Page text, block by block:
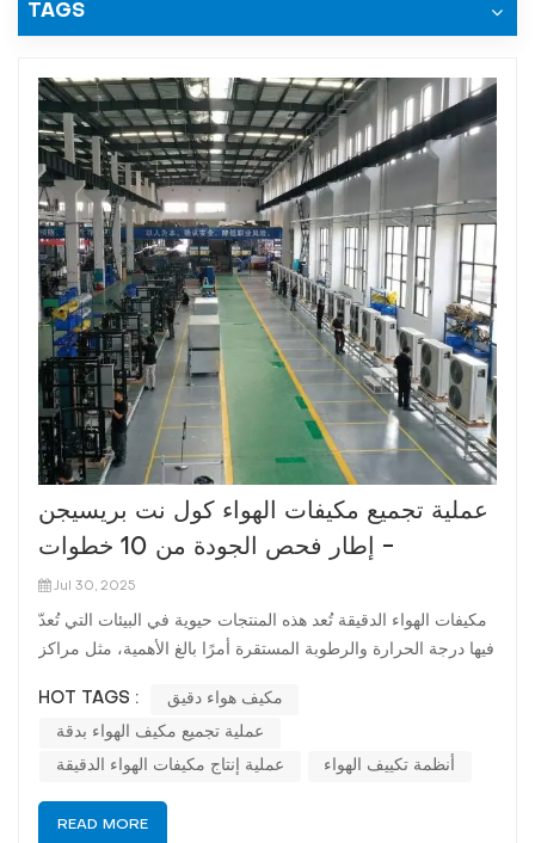
TAGS
عملية تجميع مكيفات الهواء كول نت بريسيجن
- إطار فحص الجودة من 10 خطوات
Jul 30, 2025
مكيفات الهواء الدقيقة تُعد هذه المنتجات حيوية في البيئات التي تُعدّ
فيها درجة الحرارة والرطوبة المستقرة أمرًا بالغ الأهمية، مثل مراكز
في كول نت، نتبع عملية فحص جودة دقيقة من عشر خطوات أثناء
HOT TAGS : مكيف هواء دقيق
عملية تجميع مكيف الهواء بدقة
عملية إنتاج مكيفات الهواء الدقيقة أنظمة تكييف الهواء
READ MORE